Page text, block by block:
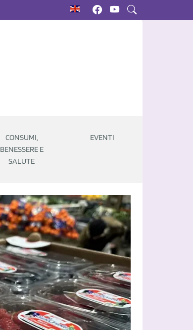
CONSUMI,
BENESSERE E
SALUTE
EVENTI